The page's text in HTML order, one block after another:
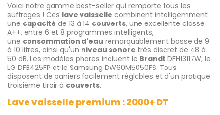
Voici notre gamme best-seller qui remporte tous les
suffrages ! Ces lave vaisselle combinent intelligemment
une capacité de 13 à 14 couverts, une excellente classe
A++, entre 6 et 8 programmes intelligents,
une consommation d'eau remarquablement basse de 9
à 10 litres, ainsi qu'un niveau sonore très discret de 48 à
50 dB. Les modèles phares incluent le Brandt DFH13117W, le
LG DFB425FP et le Samsung DW60M5050FS. Tous
disposent de paniers facilement réglables et d'un pratique
troisième tiroir à couverts.
Lave vaisselle premium : 2000+ DT